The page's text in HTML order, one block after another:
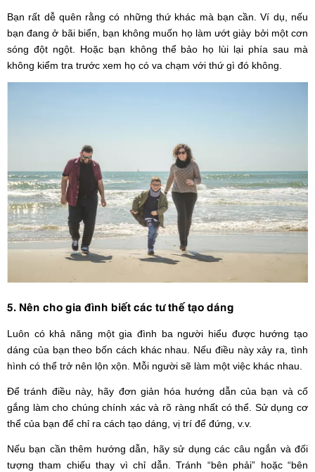
Bạn rất dễ quên rằng có những thứ khác mà bạn cần. Ví dụ, nếu
bạn đang ở bãi biển, bạn không muốn họ làm ướt giày bởi một cơn
sóng đột ngột. Hoặc bạn không thể bảo họ lùi lại phía sau mà
không kiểm tra trước xem họ có va chạm với thứ gì đó không.
5. Nên cho gia đình biết các tư thế tạo dáng
Luôn có khả năng một gia đình ba người hiểu được hướng tạo
dáng của bạn theo bốn cách khác nhau. Nếu điều này xảy ra, tình
hình có thể trở nên lộn xộn. Mỗi người sẽ làm một việc khác nhau.
Để tránh điều này, hãy đơn giản hóa hướng dẫn của bạn và cố
gắng làm cho chúng chính xác và rõ ràng nhất có thể. Sử dụng cơ
thể của bạn để chỉ ra cách tạo dáng, vị trí để đứng, v.v.
Nếu bạn cần thêm hướng dẫn, hãy sử dụng các câu ngắn và đối
tượng tham chiếu thay vì chỉ dẫn. Tránh “bên phải” hoặc “bên